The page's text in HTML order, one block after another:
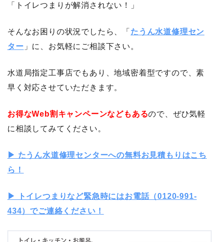
「トイレつまりが解消されない！」
そんなお困りの状況でしたら、「 たうん水道修理セン
ター 」に、お気軽にご相談下さい。
水道局指定工事店でもあり、地域密着型ですので、素
早く対応させていただきます。
お得なWeb割キャンペーンなどもあるので、ぜひ気軽
に相談してみてください。
▶︎ たうん水道修理センターへの無料お見積もりはこち
ら！
▶︎ トイレつまりなど緊急時にはお電話（0120-991-
434）でご連絡ください！